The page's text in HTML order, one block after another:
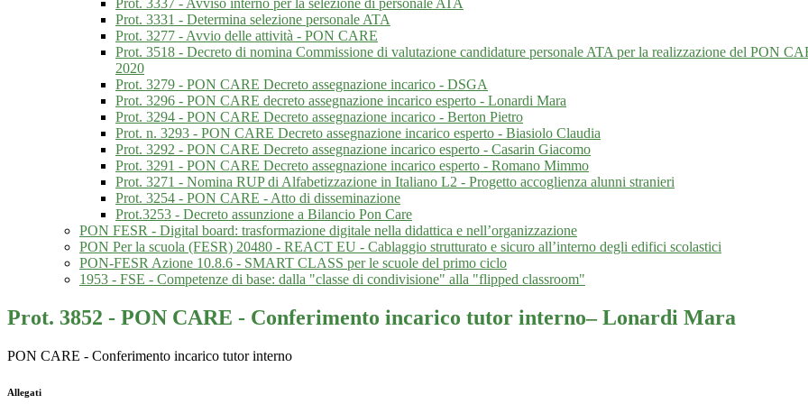
Prot. 3337 - Avviso interno per la selezione di personale ATA
Prot. 3331 - Determina selezione personale ATA
Prot. 3277 - Avvio delle attività - PON CARE
Prot. 3518 - Decreto di nomina Commissione di valutazione candidature personale ATA per la realizzazione del PON
2020
Prot. 3279 - PON CARE Decreto assegnazione incarico - DSGA
Prot. 3296 - PON CARE decreto assegnazione incarico esperto - Lonardi Mara
Prot. 3294 - PON CARE Decreto assegnazione incarico - Berton Pietro
Prot. n. 3293 - PON CARE Decreto assegnazione incarico esperto - Biasiolo Claudia
Prot. 3292 - PON CARE Decreto assegnazione incarico esperto - Casarin Giacomo
Prot. 3291 - PON CARE Decreto assegnazione incarico esperto - Romano Mimmo
Prot. 3271 - Nomina RUP di Alfabetizzazione in Italiano L2 - Progetto accoglienza alunni stranieri
Prot. 3254 - PON CARE - Atto di disseminazione
Prot.3253 - Decreto assunzione a Bilancio Pon Care
PON FESR - Digital board: trasformazione digitale nella didattica e nell’organizzazione
PON Per la scuola (FESR) 20480 - REACT EU - Cablaggio strutturato e sicuro all’interno degli edifici scolastici
PON-FESR Azione 10.8.6 - SMART CLASS per le scuole del primo ciclo
1953 - FSE - Competenze di base: dalla "classe di condivisione" alla "flipped classroom"
Prot. 3852 - PON CARE - Conferimento incarico tutor interno– Lonardi Mara
PON CARE - Conferimento incarico tutor interno
Allegati